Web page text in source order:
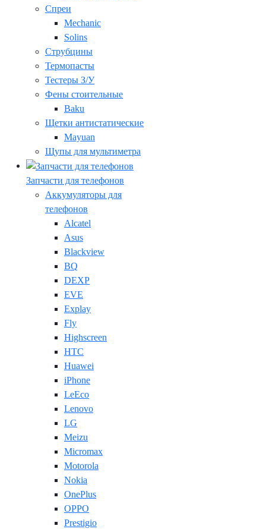
Спреи
Mechanic
Solins
Струбцины
Термопасты
Тестеры З/У
Фены стоительные
Baku
Щетки антистатические
Mayuan
Щупы для мультиметра
Запчасти для телефонов
Аккумуляторы для
телефонов
Alcatel
Asus
Blackview
BQ
DEXP
EVE
Explay
Fly
Highscreen
HTC
Huawei
iPhone
LeEco
Lenovo
LG
Meizu
Micromax
Motorola
Nokia
OnePlus
OPPO
Prestigio